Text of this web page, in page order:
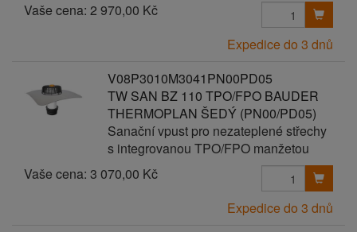
Vaše cena: 2 970,00 Kč
Expedice do 3 dnů
V08P3010M3041PN00PD05
TW SAN BZ 110 TPO/FPO BAUDER
THERMOPLAN ŠEDÝ (PN00/PD05)
Sanační vpust pro nezateplené střechy
s integrovanou TPO/FPO manžetou
Vaše cena: 3 070,00 Kč
Expedice do 3 dnů